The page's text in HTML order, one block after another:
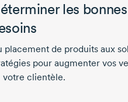
les
placement de produits aux
pour augmenter vos
votre clientèle.